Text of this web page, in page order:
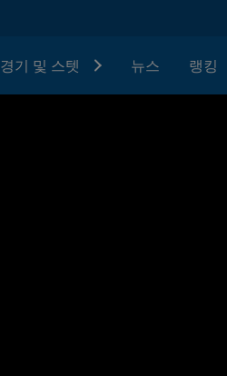
경기 및 스텟 뉴스 랭킹